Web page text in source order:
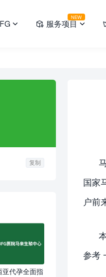
  服务项目
NEW

国家
户前
参考
复制
亚代孕全面指